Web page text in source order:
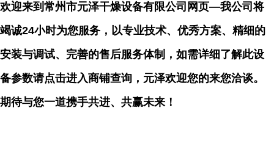
欢迎来到常州市元泽干燥设备有限公司网页—我公司将
竭诚24小时为您服务，以专业技术、优秀方案、精细的
安装与调试、完善的售后服务体制，如需详细了解此设
备参数请点击进入商铺查询，元泽欢迎您的来您洽谈。
期待与您一道携手共进、共赢未来！